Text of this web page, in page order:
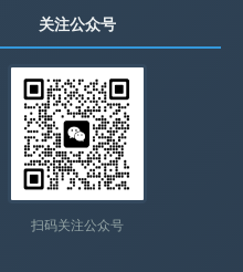
关注公众号
扫码关注公众号